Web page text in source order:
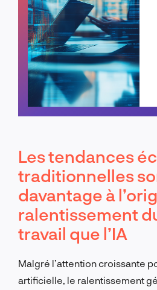
Les tendances
traditionnelles
davantage à
ralentissement
travail que l’IA
Malgré l’attention croissante
artificielle, le ralentissement